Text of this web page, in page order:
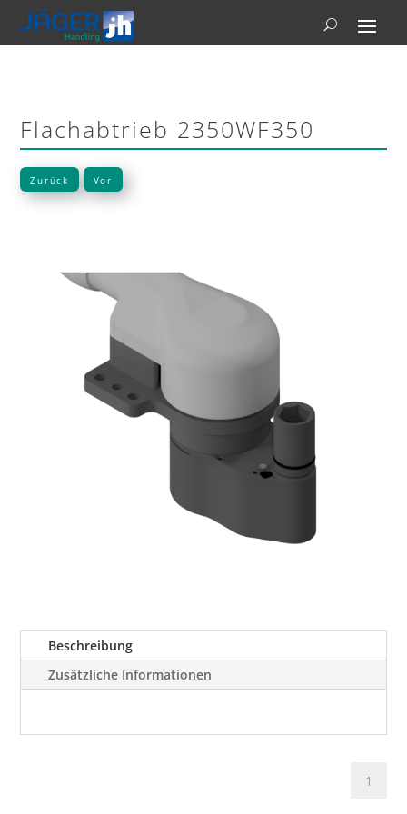
Flachabtrieb 2350WF350
Zurück Vor
Beschreibung
Zusätzliche Informationen